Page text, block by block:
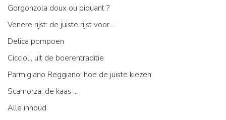
Gorgonzola doux ou piquant ?
Venere rijst: de juiste rijst voor...
Delica pompoen
Ciccioli, uit de boerentraditie
Parmigiano Reggiano: hoe de juiste kiezen
Scamorza: de kaas ...
Alle inhoud